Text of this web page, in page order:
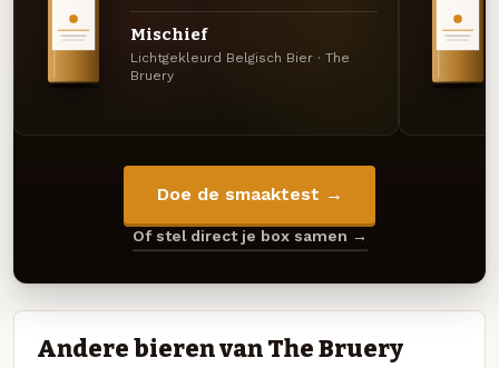
Mischief
Lichtgekleurd Belgisch Bier · The
Bruery
Doe de smaaktest →
Of stel direct je box samen →
Andere bieren van The Bruery